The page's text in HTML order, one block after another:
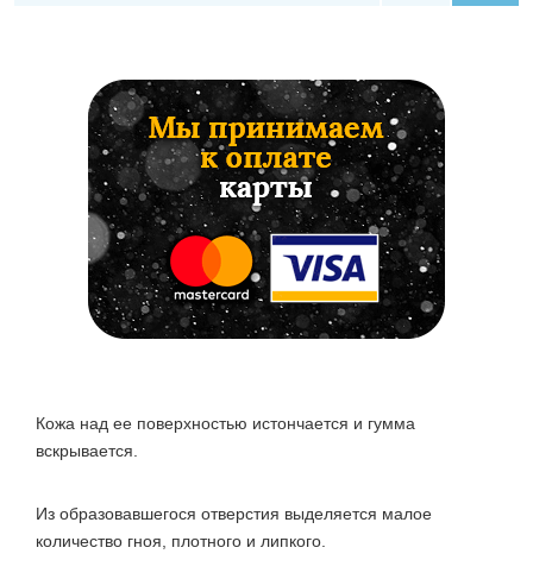
Кожа над ее поверхностью истончается и гумма
вскрывается.
Из образовавшегося отверстия выделяется малое
количество гноя, плотного и липкого.